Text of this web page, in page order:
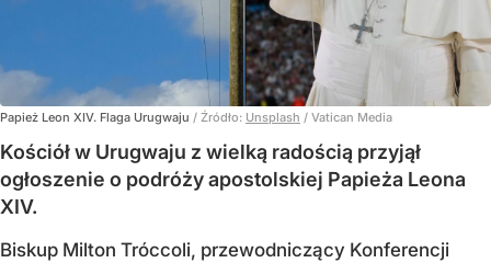
Papież Leon XIV. Flaga Urugwaju / Źródło: Unsplash / Vatican Media
Kościół w Urugwaju z wielką radością przyjął
ogłoszenie o podróży apostolskiej Papieża Leona
XIV.
Biskup Milton Tróccoli, przewodniczący Konferencji